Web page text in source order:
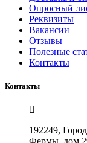
Опросный
Реквизиты
Вакансии
Отзывы
Полезные
Контакты
Контакты
192249,